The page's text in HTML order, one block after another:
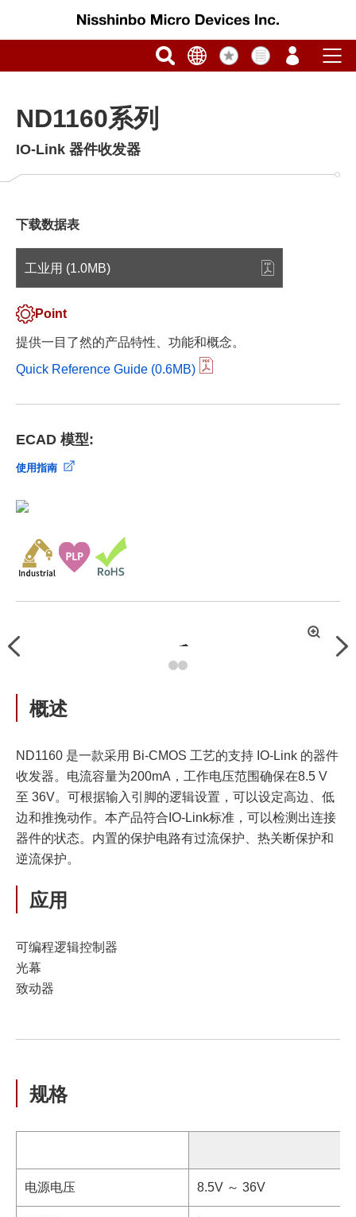
ND1160系列
IO-Link 器件收发器
下载数据表
工业用 (1.0MB)
Point
提供一目了然的产品特性、功能和概念。
Quick Reference Guide (0.6MB)
ECAD 模型:
使用指南
Previous
拡
概述
ND1160 是一款采用 Bi-CMOS 工艺的支持 IO-Link 的器件
收发器。电流容量为200mA，工作电压范围确保在8.5 V
至 36V。可根据输入引脚的逻辑设置，可以设定高边、低
边和推挽动作。本产品符合IO-Link标准，可以检测出连接
器件的状态。内置的保护电路有过流保护、热关断保护和
逆流保护。
应用
可编程逻辑控制器
光幕
致动器
规格
电源电压 8.5V ～ 36V